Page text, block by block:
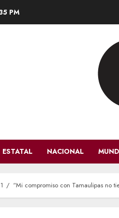
PM
ESTATAL NACIONAL
1 “Mi compromiso con Tamaulipas no